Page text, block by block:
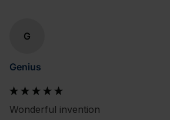
G
Genius
Wonderful invention